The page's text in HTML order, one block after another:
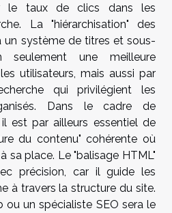
le taux de clics dans les
La "hiérarchisation" des
un système de titres et sous-
une meilleure
utilisateurs, mais aussi par
qui privilégient les
Dans le cadre de
il est par ailleurs essentiel de
du contenu" cohérente où
sa place. Le "balisage HTML"
précision, car il guide les
à travers la structure du site.
ou un spécialiste SEO sera le